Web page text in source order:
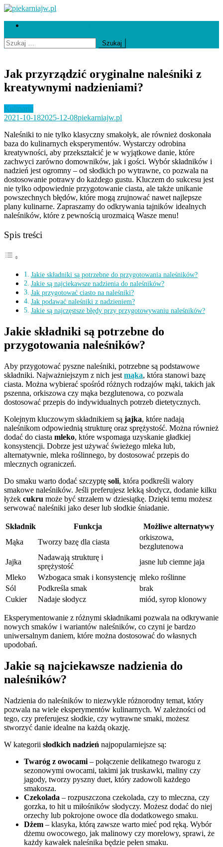
Skip
content
piekarniajw.pl
Szukaj:
Jak przyrządzić oryginalne naleśniki z
kreatywnymi nadzieniami?
Kulinaria
2021-10-182025-12-08piekarniajw.pl
Naleśniki to nie tylko klasyczny smakołyk, ale również doskonała
baza do kulinarnych eksperymentów. Wystarczy odrobina
kreatywności, aby przekształcić je w wyjątkowe danie, które
zachwyci zarówno domowników, jak i gości. Wybór składników i
nadzień jest ogromny – od słodkich po wytrawne, co pozwala na
dostosowanie potrawy do każdego gustu. Kluczem do sukcesu jest
nie tylko odpowiednie przygotowanie ciasta, ale także unikanie
powszechnych błędów, które mogą zrujnować nawet najlepsze
plany kulinarne. Zapraszamy do odkrywania tajników idealnych
naleśników, które z pewnością urozmaicą Wasze menu!
Spis treści
Jakie składniki są potrzebne do przygotowania naleśników?
Jakie są najciekawsze nadzienia do naleśników?
Jak przygotować ciasto na naleśniki?
Jak podawać naleśniki z nadzieniem?
Jakie są najczęstsze błędy przy przygotowywaniu naleśników?
Jakie składniki są potrzebne do
przygotowania naleśników?
Aby przygotować pyszne naleśniki, potrzebne są podstawowe
składniki. Najważniejszym z nich jest mąka, która stanowi bazę
ciasta. Można wybierać spośród różnych rodzajów mąki, takich jak
pszenna, orkiszowa czy mąka bezglutenowa, co pozwala
dostosować przepis do indywidualnych potrzeb dietetycznych.
Kolejnym kluczowym składnikiem są jajka, które nadają
naleśnikom odpowiednią strukturę oraz sprężystość. Można również
dodać do ciasta mleko, które wspomaga uzyskanie gładkiej
konsystencji. Dobrze jest używać świeżego mleka lub,
alternatywnie, mleka roślinnego, by dostosować przepis do
mlecznych ograniczeń.
Do smaku warto dodać szczyptę soli, która podkreśli walory
smakowe naleśników. Jeśli preferujesz lekką słodycz, dodanie kilku
łyżek cukru może być strzałem w dziesiątkę. Dzięki temu możesz
serwować naleśniki jako deser lub słodkie śniadanie.
Składnik Funkcja
Możliwe alternatywy
Mąka
Tworzy bazę dla ciasta
orkiszowa,
bezglutenowa
Jajka
Nadawają strukturę i
sprężystość
jasne lub ciemne jaja
Mleko
Wzbogaca smak i konsystencję mleko roślinne
Sól
Podkreśla smak
brak
Cukier
Nadaje słodycz miód, syrop klonowy
Eksperymentowanie z różnymi składnikami pozwala na odkrywanie
nowych smaków i wariantów naleśników, co czyni je bardzo
uniwersalnym daniem, które można dostosować do własnych
upodobań.
Jakie są najciekawsze nadzienia do
naleśników?
Nadzienia do naleśników to niezwykle różnorodny temat, który
pozwala na wiele eksperymentów kulinarnych. W zależności od
tego, czy preferujesz słodkie, czy wytrawne smaki, możesz
stworzyć danie idealne na każdą okazję.
W kategorii słodkich nadzień najpopularniejsze są:
Twaróg z owocami – połączenie delikatnego twarogu z
sezonowymi owocami, takimi jak truskawki, maliny czy
jagody, tworzy pyszny duet, który zadowoli każdego
smakosza.
Czekolada – rozpuszczona czekolada, czy to mleczna, czy
gorzka, to hit u miłośników słodyczy. Możesz dodać do niej
orzechy lub pokrojone owoce dla dodatkowego smaku.
Dżem – klasyka, którą zawsze warto mieć pod ręką. Wybór
dżemu owocowego, jak malinowy czy morelowy, sprawi, że
każdy kawałek naleśnika będzie pełen smaku.